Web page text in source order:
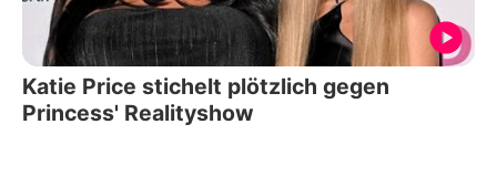
Katie Price stichelt plötzlich gegen
Princess' Realityshow